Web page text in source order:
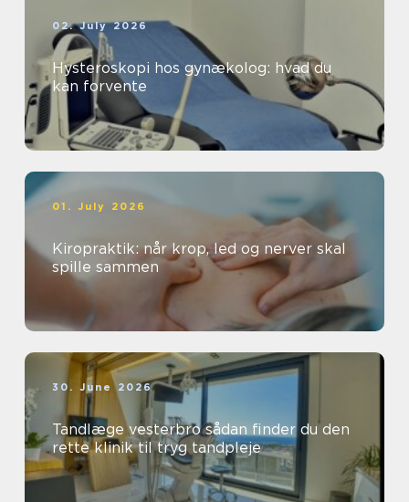
02. July 2026
Hysteroskopi hos gynækolog: hvad du
kan forvente
01. July 2026
Kiropraktik: når krop, led og nerver skal
spille sammen
30. June 2026
Tandlæge vesterbro sådan finder du den
rette klinik til tryg tandpleje